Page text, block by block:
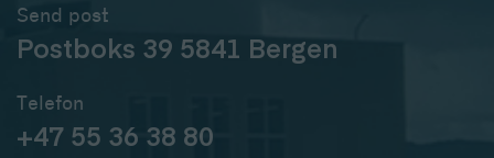
Send post
Postboks 39 5841 Bergen
Telefon
+47 55 36 38 80